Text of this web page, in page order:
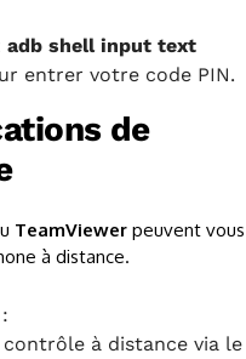
adb shell input text
entrer votre code PIN.
de
TeamViewer peuvent vous
à distance.
:
à distance via le